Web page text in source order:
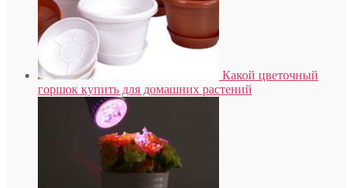
Какой цветочный
горшок купить для домашних растений